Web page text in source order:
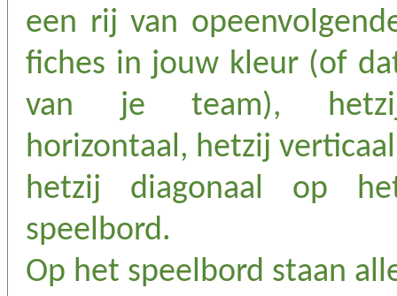
een rij van
fiches in jouw kleur (of
van je team),
horizontaal, hetzij
hetzij diagonaal op
speelbord.
Op het speelbord staan